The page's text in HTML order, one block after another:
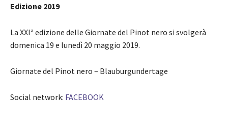
Edizione 2019
La XXIª edizione delle Giornate del Pinot nero si svolgerà
domenica 19 e lunedì 20 maggio 2019.
Giornate del Pinot nero – Blauburgundertage
Social network: FACEBOOK